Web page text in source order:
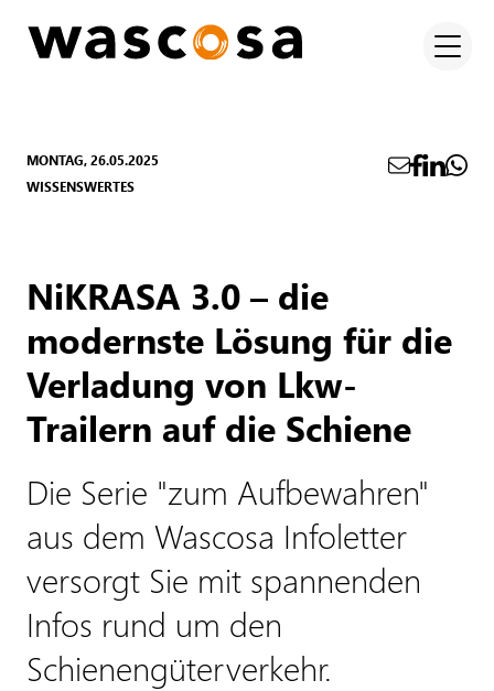
MONTAG, 26.05.2025
WISSENSWERTES
NiKRASA 3.0 – die
modernste Lösung für die
Verladung von Lkw-
Trailern auf die Schiene
Die Serie "zum Aufbewahren"
aus dem Wascosa Infoletter
versorgt Sie mit spannenden
Infos rund um den
Schienengüterverkehr.